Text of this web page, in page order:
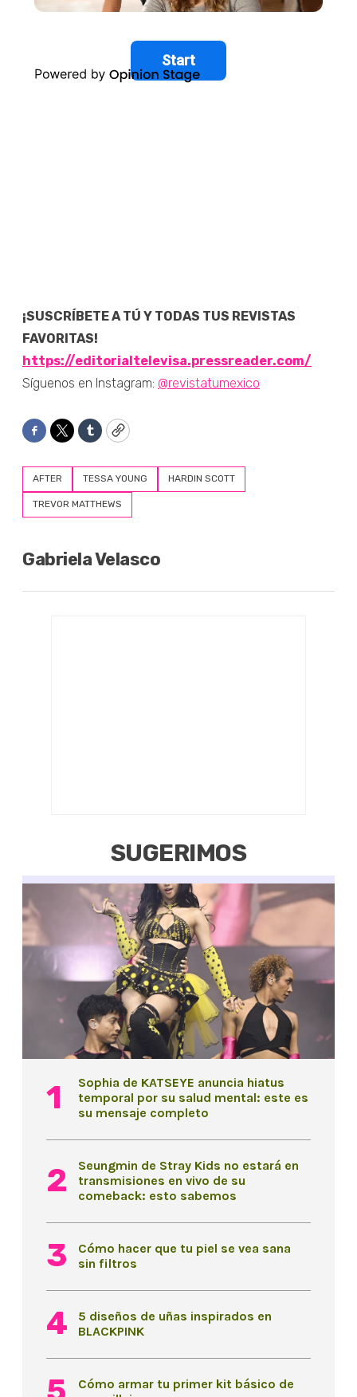
¡SUSCRÍBETE A TÚ Y TODAS TUS REVISTAS
FAVORITAS!
https://editorialtelevisa.pressreader.com/
Síguenos en Instagram: @revistatumexico
Facebook
TwitterTumblrCopy
AFTER TESSA YOUNG HARDIN SCOTT
TREVOR MATTHEWS
Gabriela Velasco
SUGERIMOS
Sophia de KATSEYE anuncia hiatus
temporal por su salud mental: este es
su mensaje completo
Seungmin de Stray Kids no estará en
transmisiones en vivo de su
comeback: esto sabemos
Cómo hacer que tu piel se vea sana
sin filtros
5 diseños de uñas inspirados en
BLACKPINK
Cómo armar tu primer kit básico de